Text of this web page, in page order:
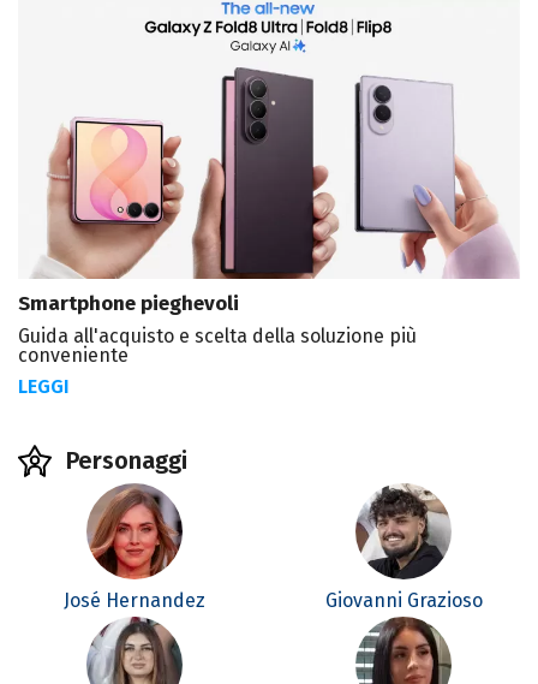
Smartphone pieghevoli
Guida all'acquisto e scelta della soluzione più
conveniente
LEGGI
Personaggi
José Hernandez Giovanni Grazioso